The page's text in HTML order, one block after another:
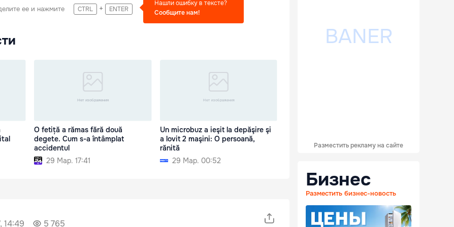
ее и нажмите CTRL + ENTER
Нашли ошибку в тексте?
Сообщите нам!
O fetiță a rămas fără două
degete. Cum s-a întâmplat
accidentul
29 Мар. 17:41
Un microbuz a ieşit la depăşire şi
a lovit 2 maşini: O persoană,
rănită
29 Мар. 00:52
14:49 5 765
Разместить рекламу на сайте
Бизнес
Разместить бизнес-новость